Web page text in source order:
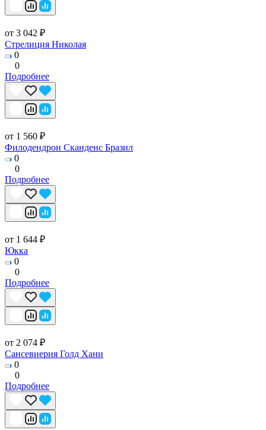
от 3 042 ₽
Стрелиция Николая
0
0
Подробнее
от 1 560 ₽
Филодендрон Сканденс Бразил
0
0
Подробнее
от 1 644 ₽
Юкка
0
0
Подробнее
от 2 074 ₽
Сансевиерия Голд Хани
0
0
Подробнее